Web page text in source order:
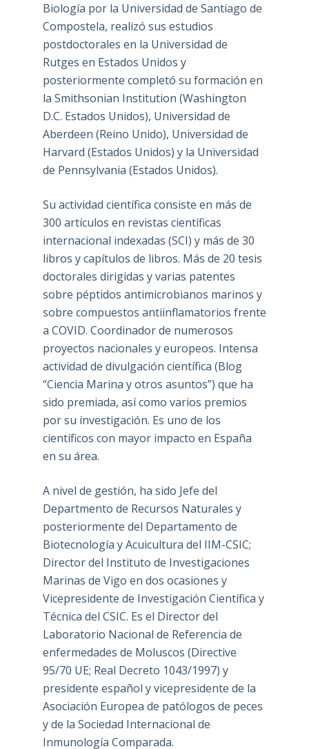
Biología por la Universidad de Santiago de
Compostela, realizó sus estudios
postdoctorales en la Universidad de
Rutges en Estados Unidos y
posteriormente completó su formación en
la Smithsonian Institution (Washington
D.C. Estados Unidos), Universidad de
Aberdeen (Reino Unido), Universidad de
Harvard (Estados Unidos) y la Universidad
de Pennsylvania (Estados Unidos).
Su actividad científica consiste en más de
300 artículos en revistas científicas
internacional indexadas (SCI) y más de 30
libros y capítulos de libros. Más de 20 tesis
doctorales dirigidas y varias patentes
sobre péptidos antimicrobianos marinos y
sobre compuestos antiinflamatorios frente
a COVID. Coordinador de numerosos
proyectos nacionales y europeos. Intensa
actividad de divulgación científica (Blog
“Ciencia Marina y otros asuntos”) que ha
sido premiada, así como varios premios
por su investigación. Es uno de los
científicos con mayor impacto en España
en su área.
A nivel de gestión, ha sido Jefe del
Departmento de Recursos Naturales y
posteriormente del Departamento de
Biotecnología y Acuicultura del IIM-CSIC;
Director del Instituto de Investigaciones
Marinas de Vigo en dos ocasiones y
Vicepresidente de Investigación Científica y
Técnica del CSIC. Es el Director del
Laboratorio Nacional de Referencia de
enfermedades de Moluscos (Directive
95/70 UE; Real Decreto 1043/1997) y
presidente español y vicepresidente de la
Asociación Europea de patólogos de peces
y de la Sociedad Internacional de
Inmunología Comparada.